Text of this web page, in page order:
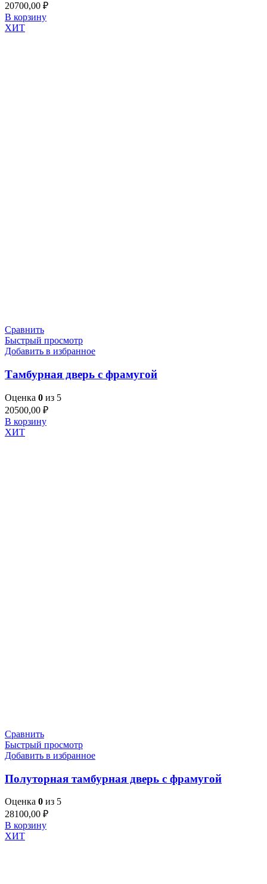
20700,00 ₽
В корзину
ХИТ
Сравнить
Быстрый просмотр
Добавить в избранное
Тамбурная дверь с фрамугой
Оценка 0 из 5
20500,00 ₽
В корзину
ХИТ
Сравнить
Быстрый просмотр
Добавить в избранное
Полуторная тамбурная дверь с фрамугой
Оценка 0 из 5
28100,00 ₽
В корзину
ХИТ